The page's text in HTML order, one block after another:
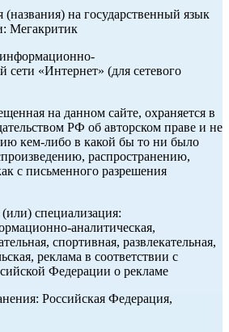
на государственный язык
Мегакритик
сети «Интернет» (для сетевого
на данном сайте, охраняется в
РФ об авторском праве и не
кем-либо в какой бы то ни было
распространению,
с письменного разрешения
специализация:
аналитическая,
спортивная, развлекательная,
реклама в соответствии с
Федерации о рекламе
Российская Федерация,